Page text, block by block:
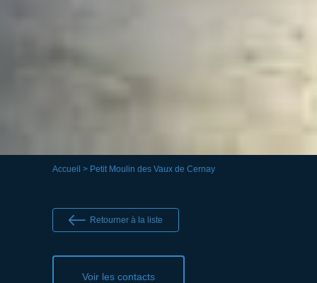
Accueil > Petit Moulin des Vaux de Cernay
Retourner à la liste
Voir les contacts